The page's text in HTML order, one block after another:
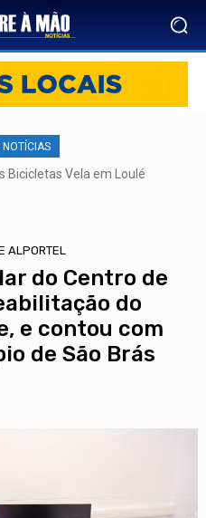
NOTÍCIAS
Bicicletas Vela em Loulé
ALPORTEL
do Centro de
do
e contou com
de São Brás